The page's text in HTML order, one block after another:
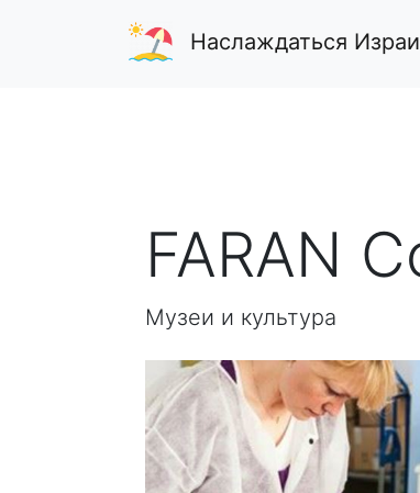
Наслаждаться
FARAN
Музеи и культура